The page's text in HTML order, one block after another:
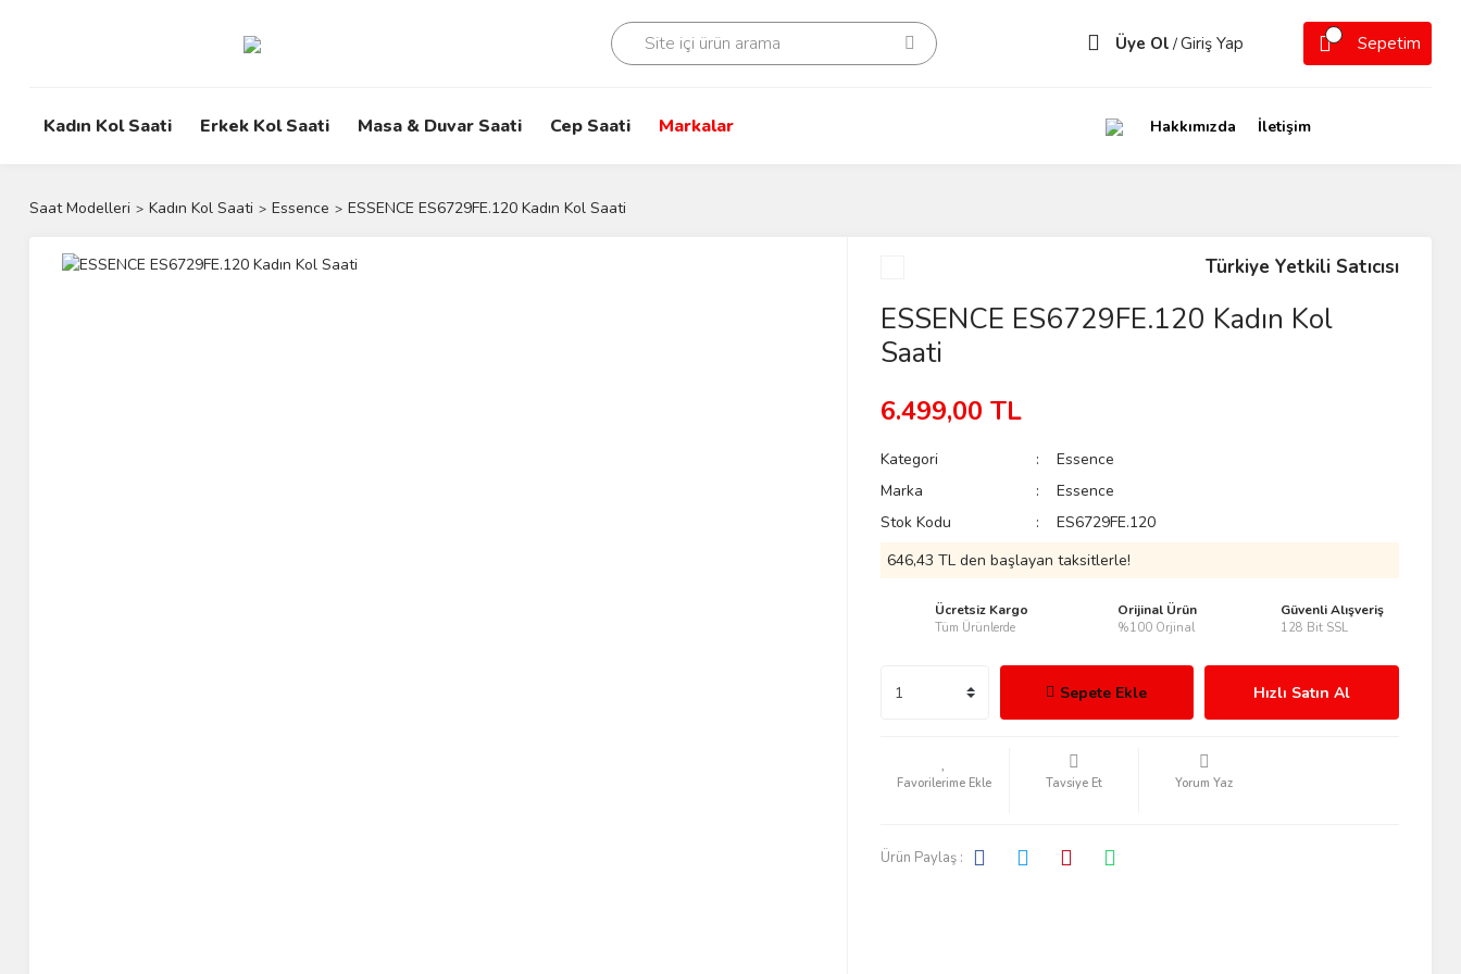
Üye Ol /Giriş Yap Sepetim
Kadın Kol Saati Erkek Kol Saati Masa & Duvar Saati Cep Saati Markalar Hakkımızda İletişim
Saat Modelleri Kadın Kol Saati Essence ESSENCE ES6729FE.120 Kadın Kol Saati
Türkiye Yetkili Satıcısı
ESSENCE ES6729FE.120 Kadın Kol
Saati
6.499,00 TL
Kategori
Essence
Marka
Essence
Stok Kodu
ES6729FE.120
646,43 TL den başlayan taksitlerle!
Ücretsiz Kargo
Tüm Ürünlerde
Orijinal Ürün
%100 Orjinal
Güvenli Alışveriş
128 Bit SSL
Sepete Ekle Hızlı Satın Al
Tavsiye Et Yorum Yaz
Ürün Paylaş :